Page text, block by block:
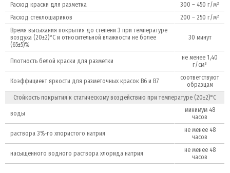
Расход краски для разметка
300 – 450 г/м²
Расход стеклошариков
200 – 250 г/м²
Время высыхания покрытия до степени 3 при температуре
воздуха (20±2)°C и относительной влажности не более
(65±5)%
30 минут
Плотность белой краски для разметки
не менее 1,40
г/см³
Коэффициент яркости для разметочных красок В6 и В7
соответствуют
образцам
Стойкость покрытия к статическому воздействию при температуре (20±2)°С
воды
минимум 48
часов
раствора 3%-го хлористого натрия
не менее 48
часов
насыщенного водного раствора хлорида натрия
не менее 48
часов